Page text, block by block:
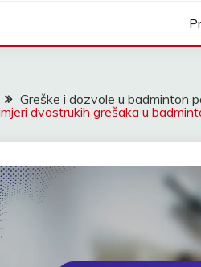
Greške i dozvole u badminton
dvostrukih grešaka u